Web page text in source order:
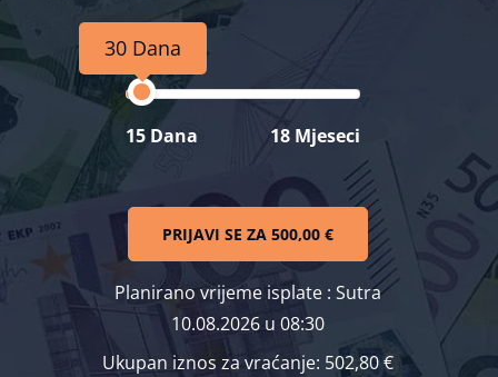
30 Dana
15 Dana 18 Mjeseci
PRIJAVI SE ZA500,00 €
Planirano vrijeme isplate : Sutra
10.08.2026 u 08:30
Ukupan iznos za vraćanje: 502,80 €